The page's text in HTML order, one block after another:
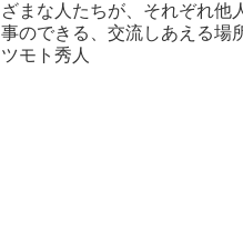
ざまな人たちが、それぞれ他
事のできる、交流しあえる場
ツモト秀人